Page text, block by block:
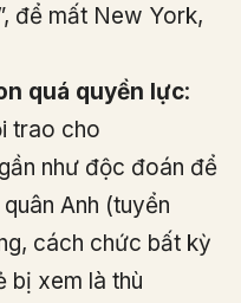
để mất New York,
quá quyền lực:
trao cho
như độc đoán để
Anh (tuyển
cách chức bất kỳ
bị xem là thù